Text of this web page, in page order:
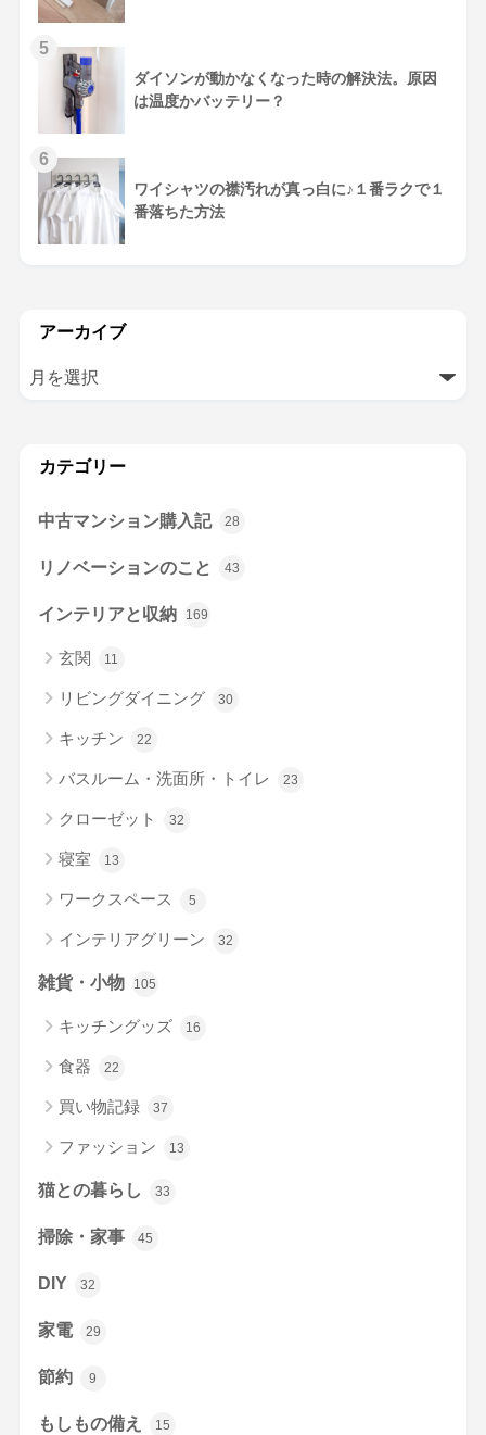
5
ダイソンが動かなくなった時の解決法。原因
は温度かバッテリー？
6
ワイシャツの襟汚れが真っ白に♪１番ラクで１
番落ちた方法
アーカイブ
カテゴリー
中古マンション購入記 28
リノベーションのこと 43
インテリアと収納 169
玄関 11
リビングダイニング 30
キッチン 22
バスルーム・洗面所・トイレ 23
クローゼット 32
寝室 13
ワークスペース 5
インテリアグリーン 32
雑貨・小物 105
キッチングッズ 16
食器 22
買い物記録 37
ファッション 13
猫との暮らし 33
掃除・家事 45
DIY 32
家電 29
節約 9
もしもの備え 15